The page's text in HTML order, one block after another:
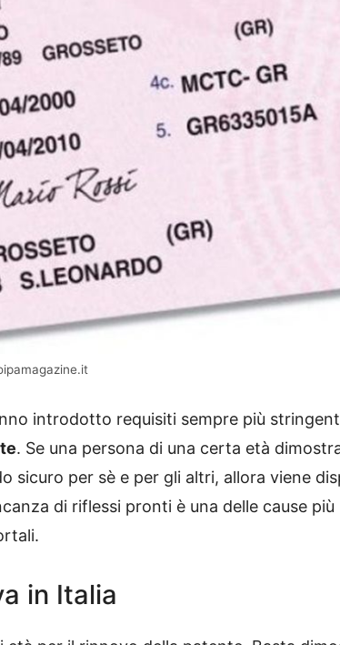
introdotto requisiti sempre più
. Se una persona di una certa età
sicuro per sè e per gli altri, allora viene
di riflessi pronti è una delle cause più
in Italia